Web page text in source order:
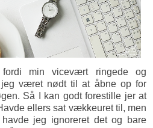
min vicevært ringede og
været nødt til at åbne op for
Så I kan godt forestille jer at
ellers sat vækkeuret til, men
jeg ignoreret det og bare